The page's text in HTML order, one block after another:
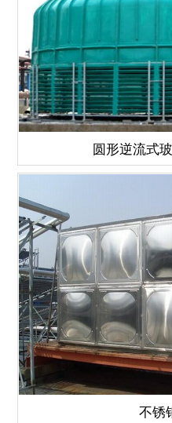
圆形逆流式
不锈